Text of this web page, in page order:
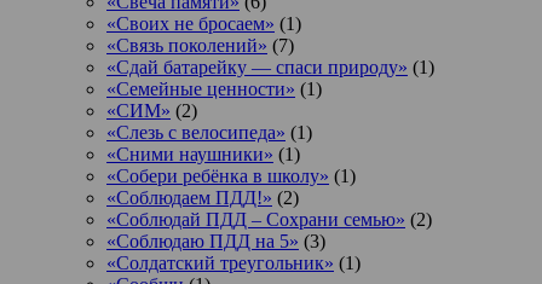
«Своих не бросаем» (1)
«Связь поколений» (7)
«Сдай батарейку — спаси природу» (1)
«Семейные ценности» (1)
«СИМ» (2)
«Слезь с велосипеда» (1)
«Сними наушники» (1)
«Собери ребёнка в школу» (1)
«Соблюдаем ПДД!» (2)
«Соблюдай ПДД – Сохрани семью» (2)
«Соблюдаю ПДД на 5» (3)
«Солдатский треугольник» (1)